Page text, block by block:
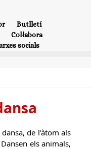
Butlletí
Col·labora
socials
de l’àtom als
els animals,